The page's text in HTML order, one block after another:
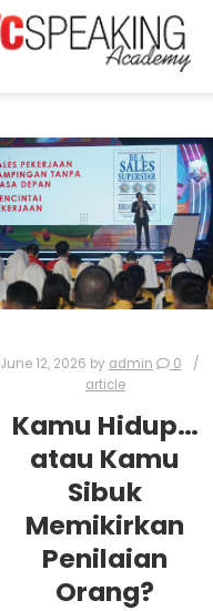
June 12, 2026 by admin
0
article
Kamu Hidup…
atau Kamu
Sibuk
Memikirkan
Penilaian
Orang?